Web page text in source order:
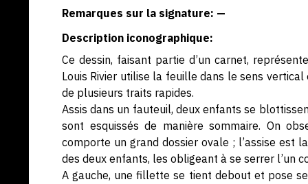
Remarques sur la signature: —
Description iconographique:
Ce dessin, faisant partie d’un carnet,
Louis Rivier utilise la feuille dans le sens
de plusieurs traits rapides.
Assis dans un fauteuil, deux enfants se
sont esquissés de manière sommaire. On
comporte un grand dossier ovale ; l’assise est
des deux enfants, les obligeant à se serrer l’un
A gauche, une fillette se tient debout et pose